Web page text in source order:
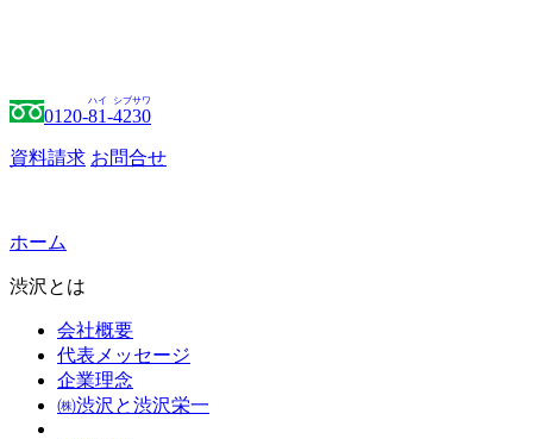
0120-81
ハイ
-4230
シブサワ
資料請求 お問合せ
ホーム
渋沢とは
会社概要
代表メッセージ
企業理念
㈱渋沢と渋沢栄一